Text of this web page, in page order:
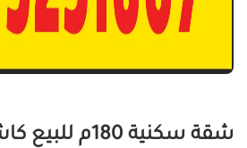
شقة سكنية